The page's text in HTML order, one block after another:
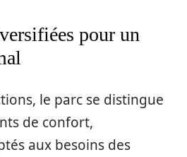
pour un
le parc se distingue
de confort,
aux besoins des